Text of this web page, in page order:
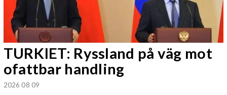
TURKIET: Ryssland på väg mot
ofattbar handling
2026 08 09